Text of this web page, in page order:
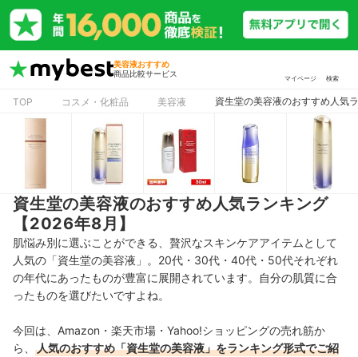
美容液おすすめ
商品比較サービス
マイページ 検索
TOP コスメ・化粧品 美容液 資生堂の美容液のおすすめ人気
資生堂の美容液のおすすめ人気ランキング
【2026年8月】
肌悩み別に選ぶことができる、贅沢なスキンケアアイテムとして
人気の「資生堂の美容液」。20代・30代・40代・50代それぞれ
の年代にあったものが豊富に展開されています。自分の肌質に合
ったものを選びたいですよね。
今回は、Amazon・楽天市場・Yahoo!ショッピングの売れ筋か
ら、
人気のおすすめ「資生堂の美容液」をランキング形式でご紹